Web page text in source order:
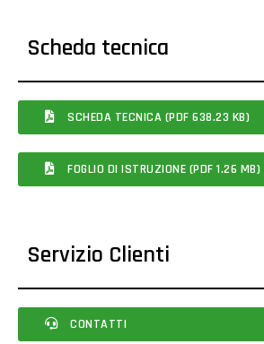
Scheda tecnica
SCHEDA TECNICA (PDF 638.23 KB)
FOGLIO DI ISTRUZIONE (PDF 1.26 MB)
Servizio Clienti
CONTATTI